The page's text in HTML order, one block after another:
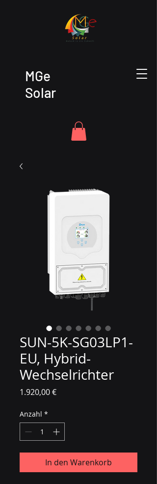
MGe
Solar
SUN-5K-SG03LP1-
EU, Hybrid-
Wechselrichter
1.920,00 €Preis
Anzahl *
In den Warenkorb